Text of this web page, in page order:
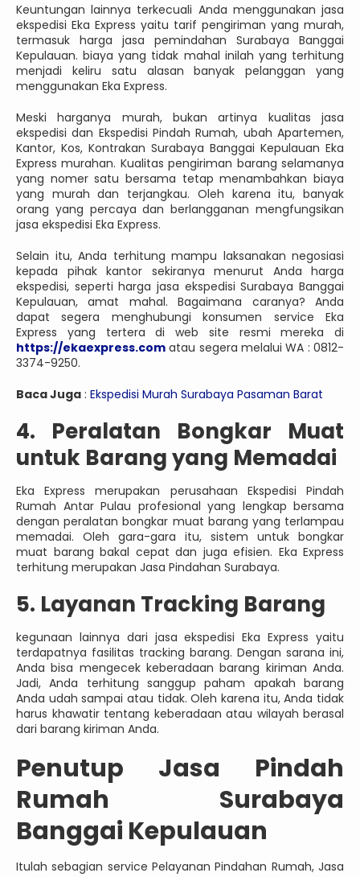
Keuntungan lainnya terkecuali Anda menggunakan jasa
ekspedisi Eka Express yaitu tarif pengiriman yang murah,
termasuk harga jasa pemindahan Surabaya Banggai
Kepulauan. biaya yang tidak mahal inilah yang terhitung
menjadi keliru satu alasan banyak pelanggan yang
menggunakan Eka Express.
Meski harganya murah, bukan artinya kualitas jasa
ekspedisi dan Ekspedisi Pindah Rumah, ubah Apartemen,
Kantor, Kos, Kontrakan Surabaya Banggai Kepulauan Eka
Express murahan. Kualitas pengiriman barang selamanya
yang nomer satu bersama tetap menambahkan biaya
yang murah dan terjangkau. Oleh karena itu, banyak
orang yang percaya dan berlangganan mengfungsikan
jasa ekspedisi Eka Express.
Selain itu, Anda terhitung mampu laksanakan negosiasi
kepada pihak kantor sekiranya menurut Anda harga
ekspedisi, seperti harga jasa ekspedisi Surabaya Banggai
Kepulauan, amat mahal. Bagaimana caranya? Anda
dapat segera menghubungi konsumen service Eka
Express yang tertera di web site resmi mereka di
https://ekaexpress.com atau segera melalui WA : 0812-
3374-9250.
Baca Juga : Ekspedisi Murah Surabaya Pasaman Barat
4. Peralatan Bongkar Muat
untuk Barang yang Memadai
Eka Express merupakan perusahaan Ekspedisi Pindah
Rumah Antar Pulau profesional yang lengkap bersama
dengan peralatan bongkar muat barang yang terlampau
memadai. Oleh gara-gara itu, sistem untuk bongkar
muat barang bakal cepat dan juga efisien. Eka Express
terhitung merupakan Jasa Pindahan Surabaya.
5. Layanan Tracking Barang
kegunaan lainnya dari jasa ekspedisi Eka Express yaitu
terdapatnya fasilitas tracking barang. Dengan sarana ini,
Anda bisa mengecek keberadaan barang kiriman Anda.
Jadi, Anda terhitung sanggup paham apakah barang
Anda udah sampai atau tidak. Oleh karena itu, Anda tidak
harus khawatir tentang keberadaan atau wilayah berasal
dari barang kiriman Anda.
Penutup Jasa Pindah
Rumah Surabaya
Banggai Kepulauan
Itulah sebagian service Pelayanan Pindahan Rumah, Jasa